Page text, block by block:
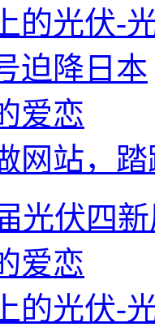
的光伏-
迫降日本
爱恋
网站，
光伏四
爱恋
的光伏-